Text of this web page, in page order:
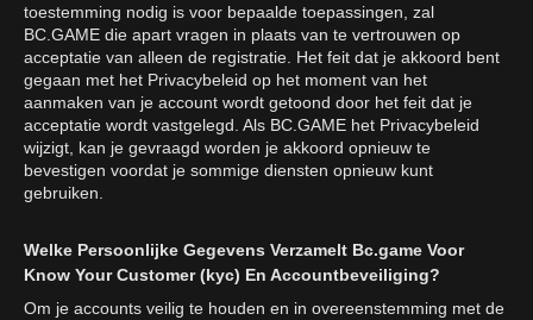
toestemming nodig is voor bepaalde toepassingen, zal
BC.GAME die apart vragen in plaats van te vertrouwen op
acceptatie van alleen de registratie. Het feit dat je akkoord bent
gegaan met het Privacybeleid op het moment van het
aanmaken van je account wordt getoond door het feit dat je
acceptatie wordt vastgelegd. Als BC.GAME het Privacybeleid
wijzigt, kan je gevraagd worden je akkoord opnieuw te
bevestigen voordat je sommige diensten opnieuw kunt
gebruiken.
Welke Persoonlijke Gegevens Verzamelt Bc.game Voor
Know Your Customer (kyc) En Accountbeveiliging?
Om je accounts veilig te houden en in overeenstemming met de